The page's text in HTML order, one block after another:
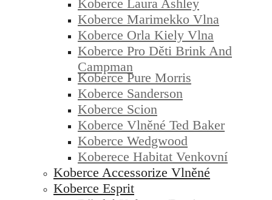
Koberce Laura Ashley
Koberce Marimekko Vlna
Koberce Orla Kiely Vlna
Koberce Pro Děti Brink And
Campman
Koberce Pure Morris
Koberce Sanderson
Koberce Scion
Koberce Vlněné Ted Baker
Koberce Wedgwood
Koberece Habitat Venkovní
Koberce Accessorize Vlněné
Koberce Esprit